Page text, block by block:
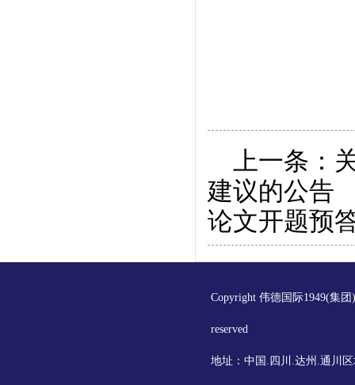
上一条：
建议的公告
论文开题预
Copyright 伟德国际1949(集
reserved
地址：中国.四川.达州.通川